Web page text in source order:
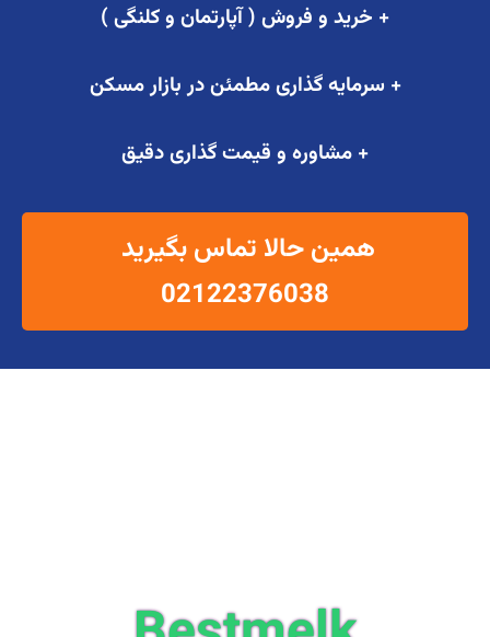
+ خرید و فروش ( آپارتمان و کلنگی )
+ سرمایه گذاری مطمئن در بازار مسکن
+ مشاوره و قیمت گذاری دقیق
همین حالا تماس بگیرید
02122376038